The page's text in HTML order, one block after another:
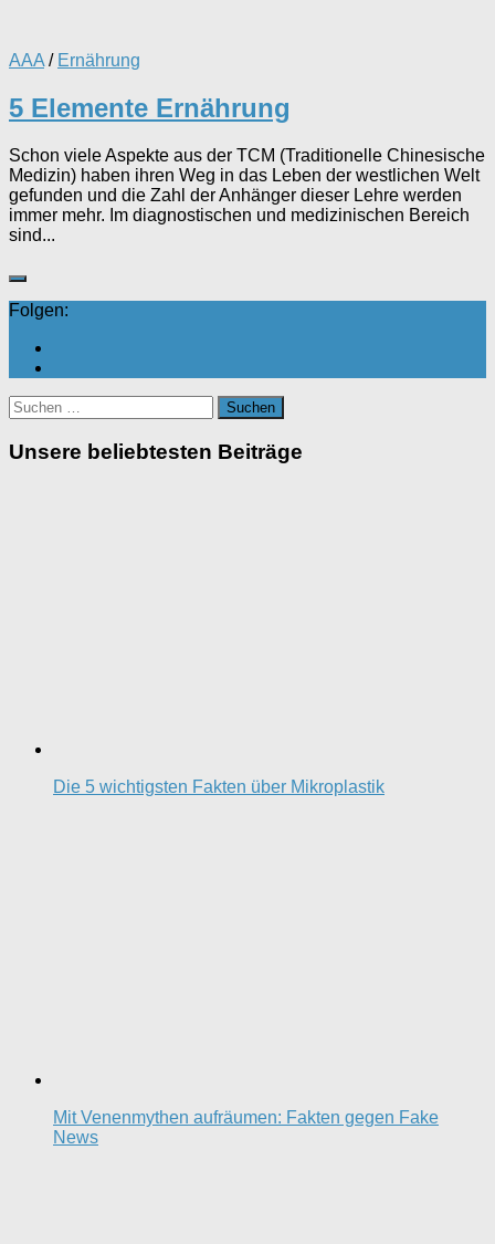
AAA / Ernährung
5 Elemente Ernährung
Schon viele Aspekte aus der TCM (Traditionelle Chinesische
Medizin) haben ihren Weg in das Leben der westlichen Welt
gefunden und die Zahl der Anhänger dieser Lehre werden
immer mehr. Im diagnostischen und medizinischen Bereich
sind...
Folgen:
Suchen
nach:
Unsere beliebtesten Beiträge
Die 5 wichtigsten Fakten über Mikroplastik
Mit Venenmythen aufräumen: Fakten gegen Fake
News